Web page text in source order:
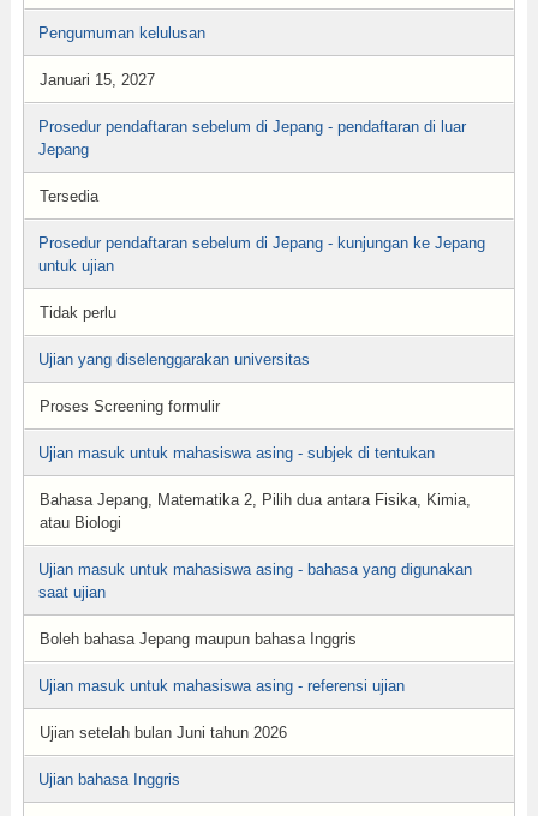
Pengumuman kelulusan
Januari 15, 2027
Prosedur pendaftaran sebelum di Jepang - pendaftaran di luar
Jepang
Tersedia
Prosedur pendaftaran sebelum di Jepang - kunjungan ke Jepang
untuk ujian
Tidak perlu
Ujian yang diselenggarakan universitas
Proses Screening formulir
Ujian masuk untuk mahasiswa asing - subjek di tentukan
Bahasa Jepang, Matematika 2, Pilih dua antara Fisika, Kimia,
atau Biologi
Ujian masuk untuk mahasiswa asing - bahasa yang digunakan
saat ujian
Boleh bahasa Jepang maupun bahasa Inggris
Ujian masuk untuk mahasiswa asing - referensi ujian
Ujian setelah bulan Juni tahun 2026
Ujian bahasa Inggris